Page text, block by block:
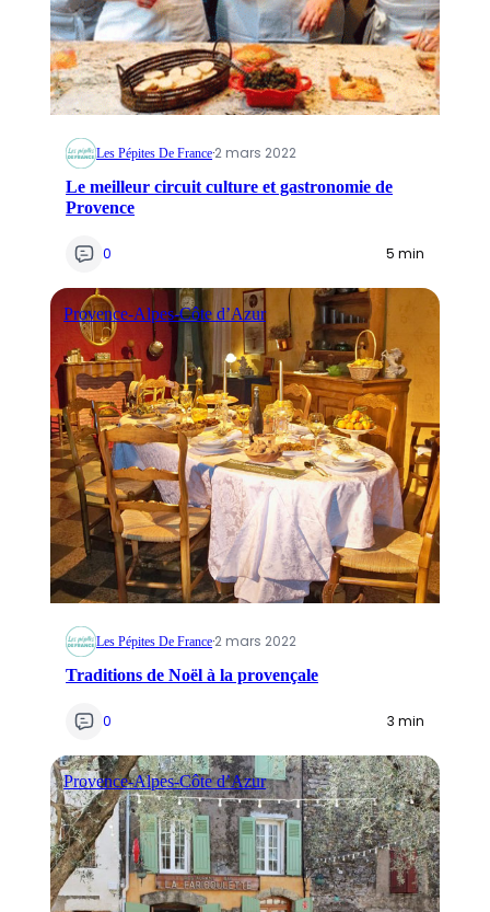
Les Pépites De France·2 mars 2022
Le meilleur circuit culture et gastronomie de
Provence
0 5 min
Provence-Alpes-Côte d’Azur
Les Pépites De France·2 mars 2022
Traditions de Noël à la provençale
0 3 min
Provence-Alpes-Côte d’Azur